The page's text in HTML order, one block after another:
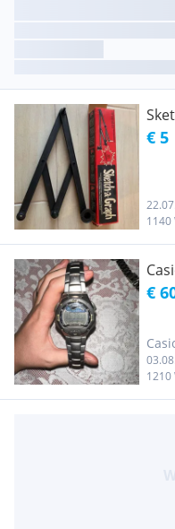
€ 5
1140
€
1210